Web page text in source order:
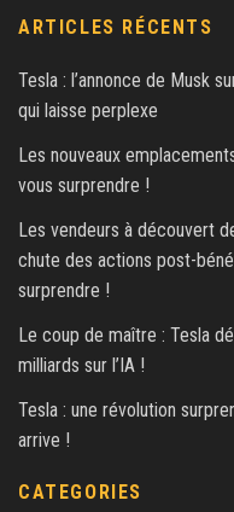
ARTICLES RÉCENTS
Tesla : l’annonce de Musk
qui laisse perplexe
Les nouveaux
vous surprendre !
Les vendeurs à découvert
chute des actions post-
surprendre !
Le coup de maître : Tesla
milliards sur l’IA !
Tesla : une révolution
arrive !
CATEGORIES